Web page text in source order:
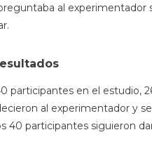
al experimentador
participantes en el estudio,
al experimentador y
40 participantes siguieron